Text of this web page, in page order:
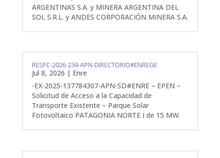
ARGENTINAS S.A. y MINERA ARGENTINA DEL
SOL S.R.L. y ANDES CORPORACIÓN MINERA S.A.
RESFC-2026-234-APN-DIRECTORIO#ENREGE
Jul 8, 2026 | Enre
-EX-2025-137784307-APN-SD#ENRE – EPEN –
Solicitud de Acceso a la Capacidad de
Transporte Existente – Parque Solar
Fotovoltaico PATAGONIA NORTE I de 15 MW.